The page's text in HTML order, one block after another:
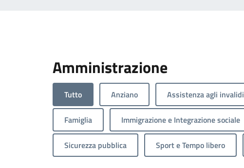
Amministrazione
Tutto Anziano Assistenza agli invalidi
Famiglia Immigrazione e Integrazione sociale
Sicurezza pubblica Sport e Tempo libero